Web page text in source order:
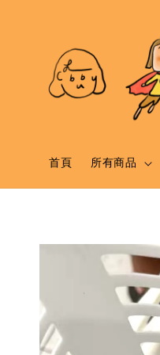
首頁 所有商品